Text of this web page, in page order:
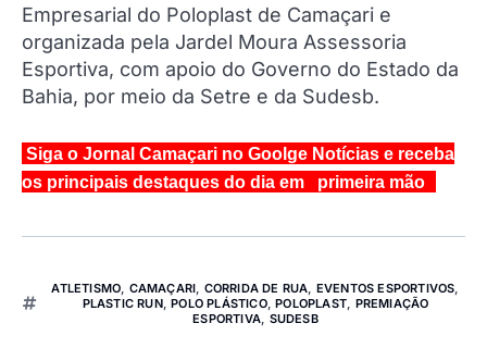
Empresarial do Poloplast de Camaçari e
organizada pela Jardel Moura Assessoria
Esportiva, com apoio do Governo do Estado da
Bahia, por meio da Setre e da Sudesb.
Siga o Jornal Camaçari no Goolge Notícias e receba
os principais destaques do dia em primeira mão
ATLETISMO CAMAÇARI CORRIDA DE RUA EVENTOS ESPORTIVOS
PLASTIC RUN,POLO PLÁSTICO,POLOPLAST PREMIAÇÃO
ESPORTIVA SUDESB